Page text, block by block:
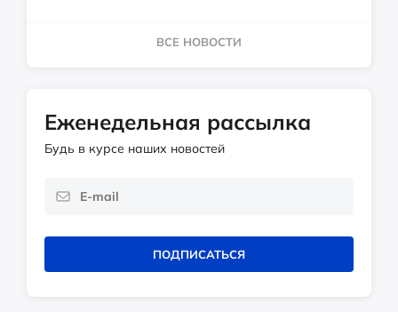
ВСЕ НОВОСТИ
Еженедельная рассылка
Будь в курсе наших новостей
ПОДПИСАТЬСЯ